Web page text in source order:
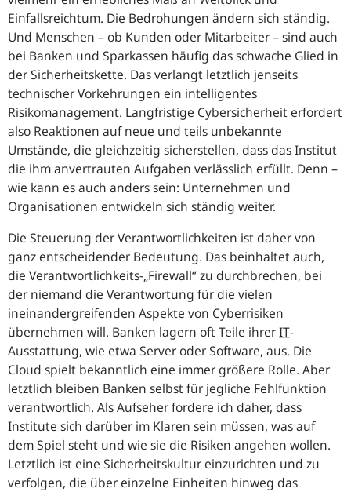
Einfallsreichtum. Die Bedrohungen ändern sich ständig.
Und Menschen – ob Kunden oder Mitarbeiter – sind auch
bei Banken und Sparkassen häufig das schwache Glied in
der Sicherheitskette. Das verlangt letztlich jenseits
technischer Vorkehrungen ein intelligentes
Risikomanagement. Langfristige Cybersicherheit erfordert
also Reaktionen auf neue und teils unbekannte
Umstände, die gleichzeitig sicherstellen, dass das Institut
die ihm anvertrauten Aufgaben verlässlich erfüllt. Denn –
wie kann es auch anders sein: Unternehmen und
Organisationen entwickeln sich ständig weiter.
Die Steuerung der Verantwortlichkeiten ist daher von
ganz entscheidender Bedeutung. Das beinhaltet auch,
die Verantwortlichkeits-„Firewall“ zu durchbrechen, bei
der niemand die Verantwortung für die vielen
ineinandergreifenden Aspekte von Cyberrisiken
übernehmen will. Banken lagern oft Teile ihrerIT-
Ausstattung, wie etwa Server oder Software, aus. Die
Cloud spielt bekanntlich eine immer größere Rolle. Aber
letztlich bleiben Banken selbst für jegliche Fehlfunktion
verantwortlich. Als Aufseher fordere ich daher, dass
Institute sich darüber im Klaren sein müssen, was auf
dem Spiel steht und wie sie die Risiken angehen wollen.
Letztlich ist eine Sicherheitskultur einzurichten und zu
verfolgen, die über einzelne Einheiten hinweg das